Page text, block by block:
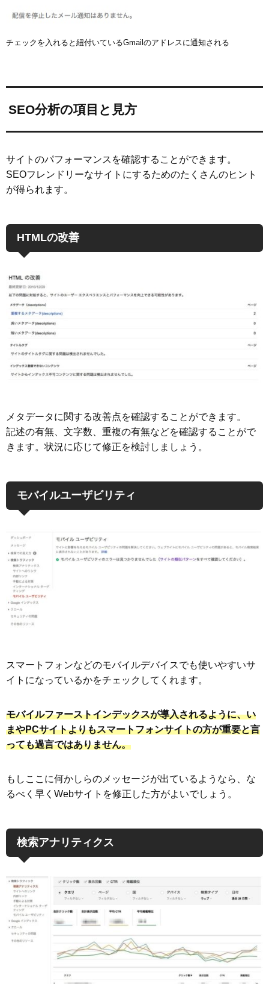
チェックを入れると紐付いているGmailのアドレスに通知される
SEO分析の項目と見方
サイトのパフォーマンスを確認することができます。
SEOフレンドリーなサイトにするためのたくさんのヒント
が得られます。
HTMLの改善
メタデータに関する改善点を確認することができます。
記述の有無、文字数、重複の有無などを確認することがで
きます。状況に応じて修正を検討しましょう。
モバイルユーザビリティ
スマートフォンなどのモバイルデバイスでも使いやすいサ
イトになっているかをチェックしてくれます。
モバイルファーストインデックスが導入されるように、い
まやPCサイトよりもスマートフォンサイトの方が重要と言
っても過言ではありません。
もしここに何かしらのメッセージが出ているようなら、な
るべく早くWebサイトを修正した方がよいでしょう。
検索アナリティクス